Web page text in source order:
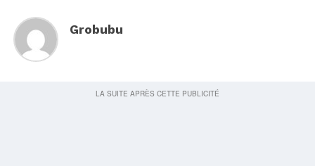
Grobubu